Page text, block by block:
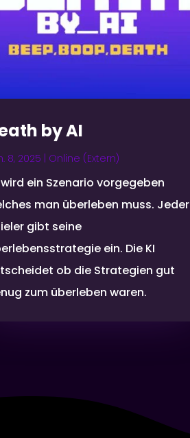
by AI
8, 2025 | Online (Extern)
wird ein Szenario vorgegeben
man überleben muss. Jeder
gibt seine
ein. Die KI
ob die Strategien gut
zum überleben waren.